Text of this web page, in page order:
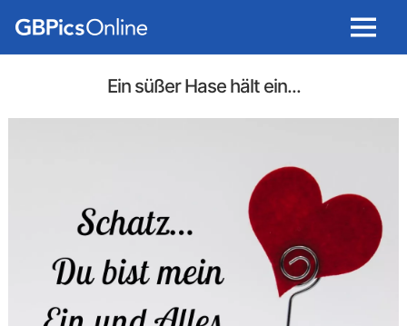
Menu
Ein süßer Hase hält ein...